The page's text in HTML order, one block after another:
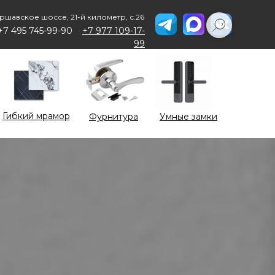
+7 977 109-17-
99
шоссе, 21-й километр, с.26
495 745-99-90
Умные замки
Фурнитура
Гибкий мрамор